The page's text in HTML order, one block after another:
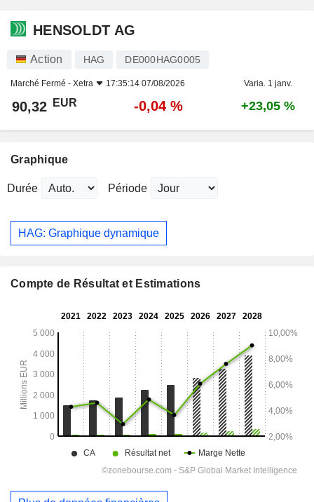
HENSOLDT AG
Action HAG DE000HAG0005
Marché Fermé - Xetra 17:35:14 07/08/2026 Varia. 1 janv.
90,32 EUR -0,04 % +23,05 %
Graphique
Durée Période
HAG: Graphique dynamique
Compte de Résultat et Estimations